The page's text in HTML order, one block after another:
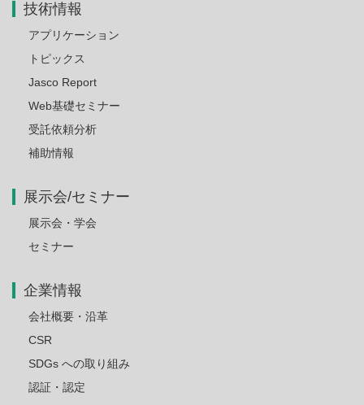
技術情報
アプリケーション
トピックス
Jasco Report
Web基礎セミナー
受託依頼分析
補助情報
展示会/セミナー
展示会・学会
セミナー
企業情報
会社概要・沿革
CSR
SDGs への取り組み
認証・認定